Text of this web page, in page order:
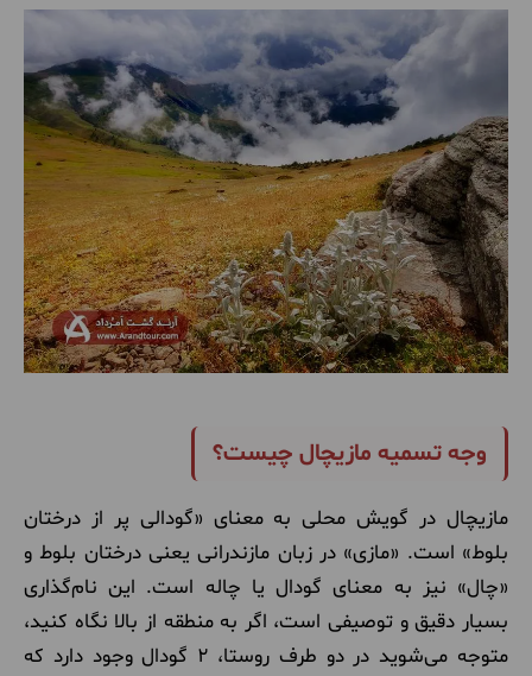
وجه تسمیه مازیچال چیست؟
مازیچال در گویش محلی به معنای «گودالی پر از درختان
بلوط» است. «مازی» در زبان مازندرانی یعنی درختان بلوط و
«چال» نیز به معنای گودال یا چاله است. این نام‌گذاری
بسیار دقیق و توصیفی است، اگر به منطقه از بالا نگاه کنید،
متوجه می‌شوید در دو طرف روستا، 2 گودال وجود دارد که